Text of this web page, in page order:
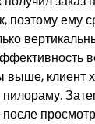
поэтому ему
клиент